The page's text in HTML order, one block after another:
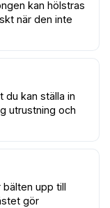
kan hölstras
när den inte
du kan ställa in
utrustning och
bälten upp till
gör